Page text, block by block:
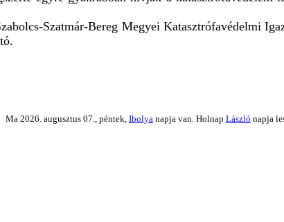
Szatmár-Bereg Megyei Katasztrófavédelmi
Ma 2026. augusztus 07., péntek, Ibolya napja van. Holnap László napja